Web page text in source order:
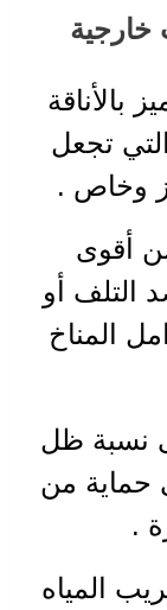
خارجية
بالأناقة
تجعل
وخاص .
أقوى
التلف أو
المناخ
نسبة ظل
حماية من
.
المياه